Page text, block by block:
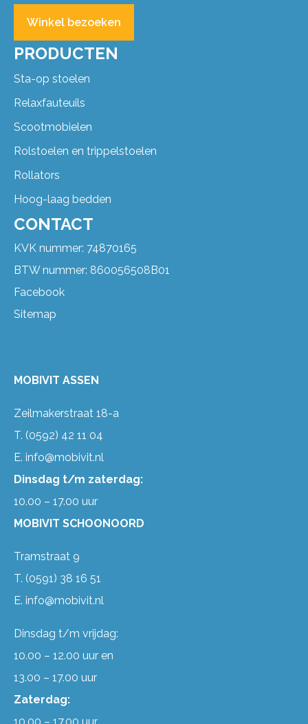
Winkel bezoeken
PRODUCTEN
Sta-op stoelen
Relaxfauteuils
Scootmobielen
Rolstoelen en trippelstoelen
Rollators
Hoog-laag bedden
CONTACT
KVK nummer: 74870165
BTW nummer: 860056508B01
Facebook
Sitemap
MOBIVIT ASSEN
Zeilmakerstraat 18-a
T. (0592) 42 11 04
E. info@mobivit.nl
Dinsdag t/m zaterdag:
10.00 – 17.00 uur
MOBIVIT SCHOONOORD
Tramstraat 9
T. (0591) 38 16 51
E. info@mobivit.nl
Dinsdag t/m vrijdag:
10.00 – 12.00 uur en
13.00 – 17.00 uur
Zaterdag: